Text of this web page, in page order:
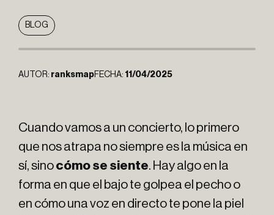
BLOG
AUTOR: ranksmapFECHA: 11/04/2025
Cuando vamos a un concierto, lo primero
que nos atrapa no siempre es la música en
sí, sinocómo se siente. Hay algo en la
forma en que el bajo te golpea el pecho o
en cómo una voz en directo te pone la piel